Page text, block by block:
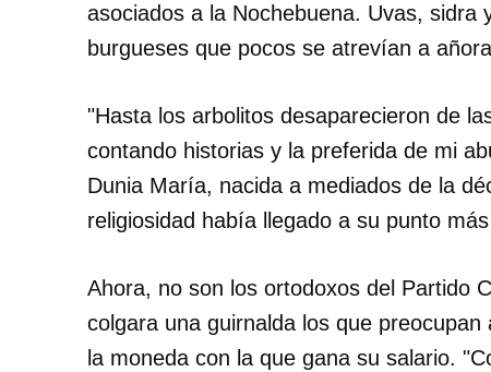
asociados a la Nochebuena. Uvas,
burgueses que pocos se atrevían a
"Hasta los arbolitos desaparecieron de
contando historias y la preferida de mi
Dunia María, nacida a mediados de la
religiosidad había llegado a su punto
Ahora, no son los ortodoxos del Partido
colgara una guirnalda los que
la moneda con la que gana su salario.